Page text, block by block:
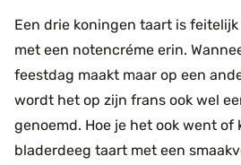
Een drie koningen taart is
met een notencréme erin.
feestdag maakt maar op een
wordt het op zijn frans ook wel
genoemd. Hoe je het ook went of
bladerdeeg taart met een